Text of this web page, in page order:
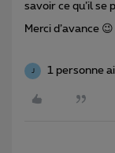
savoir ce qu’il se
Merci d’avance 😉
J 1 personne